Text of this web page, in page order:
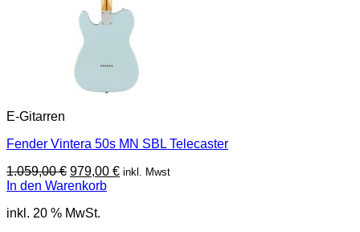
E-Gitarren
Fender Vintera 50s MN SBL Telecaster
1.059,00€ Ursprünglicher
Preis
1.059,00 €
979,00 €Aktueller
inkl. Mwst
In den Warenkorb
inkl. 20 % MwSt.